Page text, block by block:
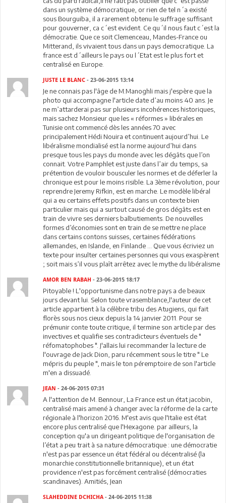
dans un système démocratique, or rien de tel n´a existé
sous Bourguiba, il a rarement obtenu le suffrage suffisant
pour gouverner, ca c´est evident. Ce qu´il nous faut c´est la
démocratie. Que ce soit Clemenceau, Mandes-France ou
Mitterand, ils vivaient tous dans un pays democratique. La
france est d´ailleurs le pays ou l´Etat est le plus fort et
centralisé en Europe.
JUSTE LE BLANC - 23-06-2015 13:14
Je ne connais pas l'âge de M.Manoghli mais j'espère que la
photo qui accompagne l'article date d’au moins 40 ans. Je
ne m’attarderai pas sur plusieurs incohérences historiques,
mais sachez Monsieur que les « réformes » libérales en
Tunisie ont commencé dès les années 70 avec
principalement Hédi Nouira et continuent aujourd’hui. Le
libéralisme mondialisé est la norme aujourd’hui dans
presque tous les pays du monde avec les dégâts que l’on
connait. Votre Pamphlet est juste dans l’air du temps, sa
prétention de vouloir bousculer les normes et de déferler la
chronique est pour le moins risible. La 3ème révolution, pour
reprendre Jeremy Rifkin, est en marche. Le modèle libéral
qui a eu certains effets positifs dans un contexte bien
particulier mais qui a surtout causé de gros dégâts est en
train de vivre ses derniers balbutiements. De nouvelles
formes d’économies sont en train de se mettre ne place
dans certains contons suisses, certaines fédérations
allemandes, en Islande, en Finlande … Que vous écriviez un
texte pour insulter certaines personnes qui vous exaspèrent
; soit mais s’il vous plaît arrêtez avec le mythe du libéralisme
AMOR BEN RABAH - 23-06-2015 18:17
Pitoyable ! L'opportunisme dans notre pays a de beaux
jours devant lui. Selon toute vrasemblance,l'auteur de cet
article appartient à la célèbre tribu des Atugiens, qui fait
florès sous nos cieux depuis la 14 janvier 2011. Pour se
prémunir conte toute critique, il termine son article par des
invectives et qualifie ses contradicteurs éventuels de "
réfomatophobes ". J'allais lui recommander la lecture de
l'ouvrage de Jack Dion, paru récemment sous le titre " Le
mépris du peuple ", mais le ton péremptoire de son l'article
m'en a dissuadé.
JEAN - 24-06-2015 07:31
A l'attention de M. Bennour, La France est un état jacobin,
centralisé mais amené à changer avec la réforme de la carte
régionale à l'horizon 2016. M'est avis que l'Italie est état
encore plus centralisé que l'Hexagone. par ailleurs, la
conception qu'a un dirigeant politique de l'organisation de
l’état a peu trait à sa nature démocratique : une démocratie
n'est pas par essence un état fédéral ou décentralisé (la
monarchie constitutionnelle britannique), et un état
providence n'est pas forcément centralisé (démocraties
scandinaves). Amitiés, Jean
SLAHEDDINE DCHICHA - 24-06-2015 11:38